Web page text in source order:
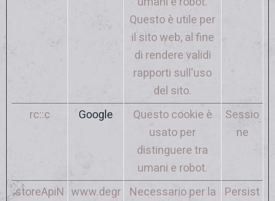
Questo è utile per
il sito web, al fine
di rendere validi
rapporti sull'uso
del sito.
rc::c Google
Questo cookie è
usato per
distinguere tra
umani e robot.
Sessio
ne
storeApiN www.degr Necessario per la Persist